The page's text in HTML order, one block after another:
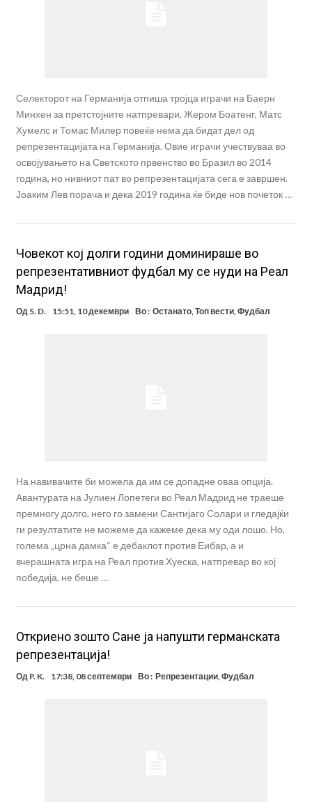
Селекторот на Германија отпиша тројца играчи на Баерн
Минхен за претстојните натпревари. Жером Боатенг, Матс
Хумелс и Томас Милер повеќе нема да бидат дел од
репрезентацијата на Германија. Овие играчи учествуваа во
освојувањето на Светското првенство во Бразил во 2014
година, но нивниот пат во репрезентацијата сега е завршен.
Јоаким Лев порача и дека 2019 година ќе биде нов почеток …
Човекот кој долги години доминираше во
репрезентативниот фудбал му се нуди на Реал
Мадрид!
Од S. D. 15:51, 10 декември Во : Останато,Топ вести,Фудбал
На навивачите би можела да им се допадне оваа опција.
Авантурата на Јулиен Лопетеги во Реал Мадрид не траеше
премногу долго, него го замени Сантијаго Солари и гледајќи
ги резултатите не можеме да кажеме дека му оди лошо. Но,
голема „црна дамка“ е дебаклот против Еибар, а и
вчерашната игра на Реал против Хуеска, натпревар во кој
победија, не беше …
Откриено зошто Сане ја напушти германската
репрезентација!
Од P. K. 17:38, 08 септември Во : Репрезентации,Фудбал